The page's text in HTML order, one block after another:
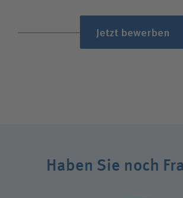
Jetzt bewerben
Haben Sie noch